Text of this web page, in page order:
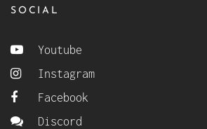
SOCIAL
Youtube
Instagram
Facebook
Discord